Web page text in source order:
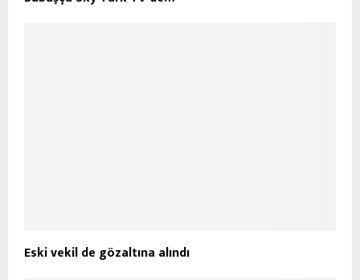
Eski vekil de gözaltına alındı